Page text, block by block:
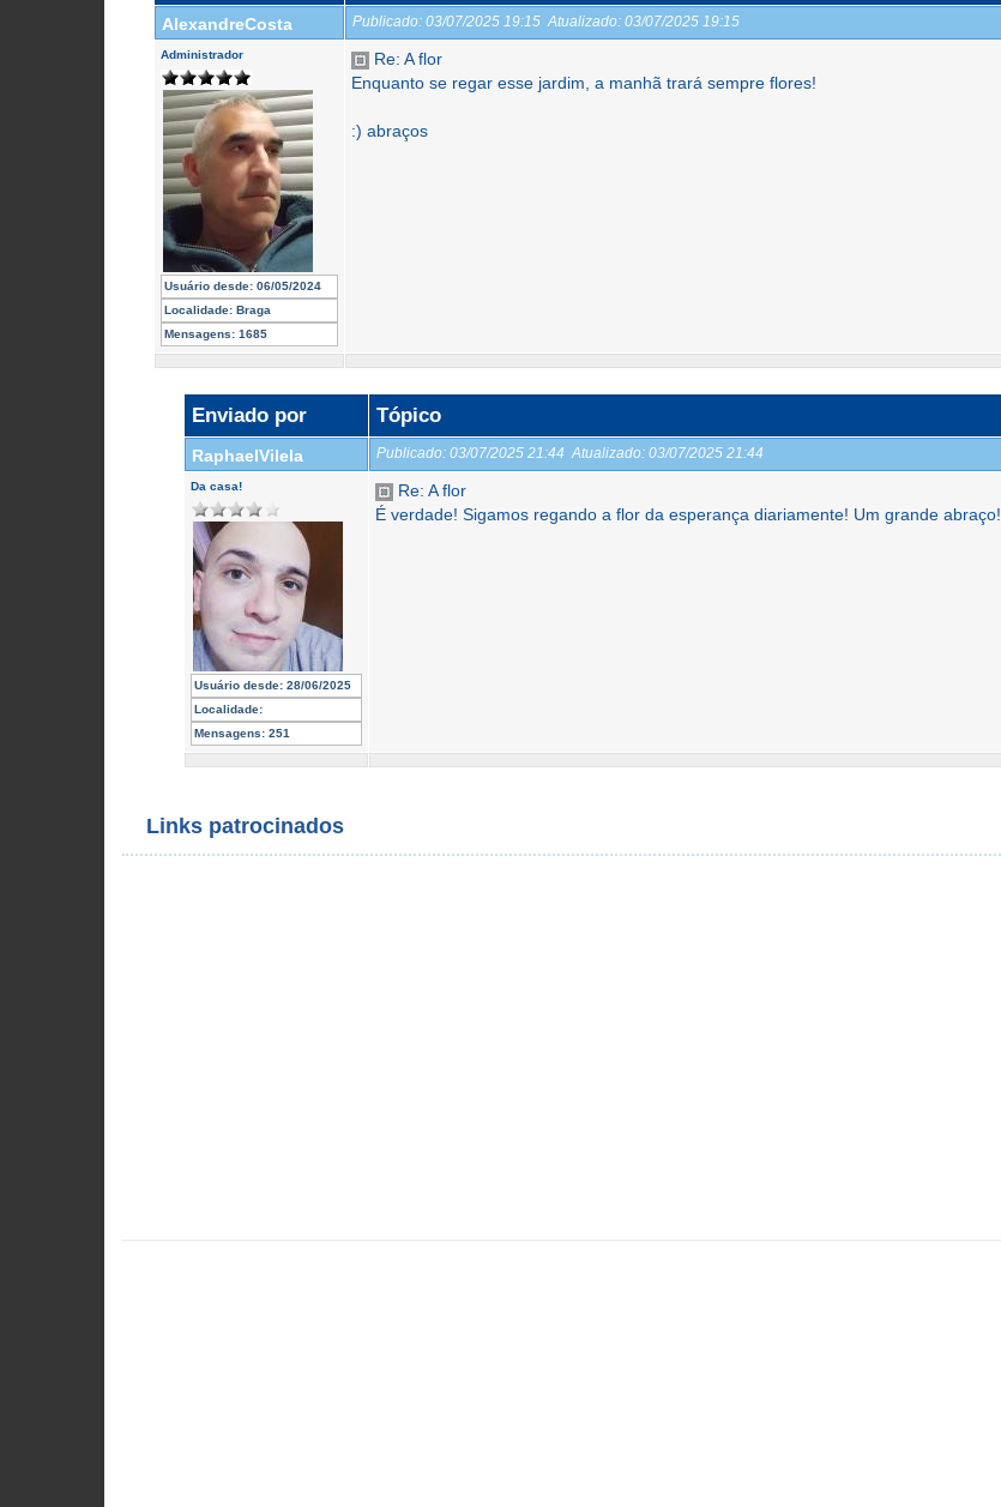
AlexandreCosta Publicado: 03/07/2025 19:15 Atualizado: 03/07/2025 19:15
Administrador
Usuário desde: 06/05/2024
Localidade: Braga
Mensagens: 1685
Re: A flor
Enquanto se regar esse jardim, a manhã trará sempre flores!
:) abraços
Enviado por Tópico
RaphaelVilela Publicado: 03/07/2025 21:44 Atualizado: 03/07/2025 21:44
Da casa!
Usuário desde: 28/06/2025
Localidade:
Mensagens: 251
Re: A flor
É verdade! Sigamos regando a flor da esperança diariamente! Um grande abraço!
Links patrocinados